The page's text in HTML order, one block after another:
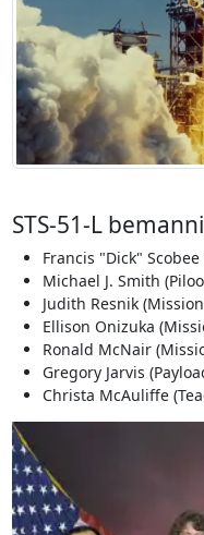
STS-51-L
Francis "Dick"
Michael J. Smith
Judith Resnik
Ellison Onizuka
Ronald McNair
Gregory Jarvis
Christa McAuliffe